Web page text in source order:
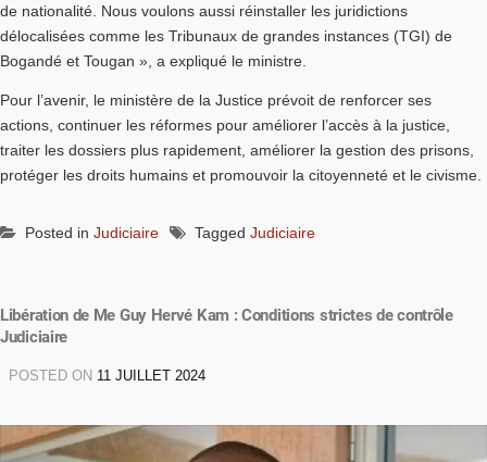
de nationalité. Nous voulons aussi réinstaller les juridictions
délocalisées comme les Tribunaux de grandes instances (TGI) de
Bogandé et Tougan », a expliqué le ministre.
Pour l’avenir, le ministère de la Justice prévoit de renforcer ses
actions, continuer les réformes pour améliorer l’accès à la justice,
traiter les dossiers plus rapidement, améliorer la gestion des prisons,
protéger les droits humains et promouvoir la citoyenneté et le civisme.
Posted in Judiciaire Tagged Judiciaire
Libération de Me Guy Hervé Kam : Conditions strictes de contrôle
Judiciaire
POSTED ON 11 JUILLET 2024